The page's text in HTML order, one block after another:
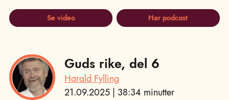
Se video Hør podcast
Guds rike, del 6
Harald Fylling
21.09.2025 | 38:34 minutter